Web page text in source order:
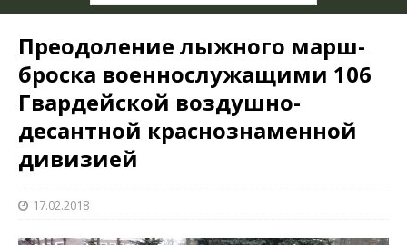
Преодоление лыжного марш-
броска военнослужащими 106
Гвардейской воздушно-
десантной краснознаменной
дивизией
17.02.2018